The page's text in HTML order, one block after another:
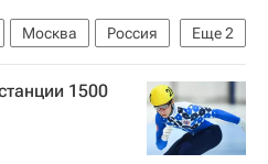
Еще2
Москва
Россия
1500